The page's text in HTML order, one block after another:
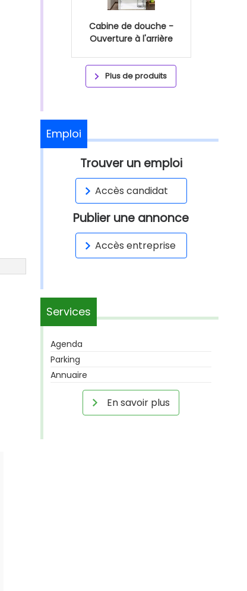
Cabine de douche -
Ouverture à l'arrière
Plus de produits
Emploi
Trouver un emploi
Accès candidat
Publier une annonce
Accès entreprise
Services
Agenda
Parking
Annuaire
En savoir plus